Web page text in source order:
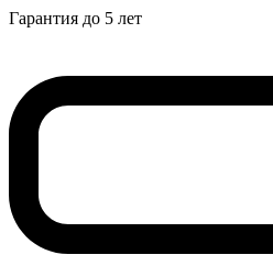
Гарантия до 5 лет